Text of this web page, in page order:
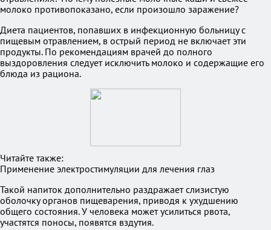
молоко противопоказано, если произошло заражение?
Диета пациентов, попавших в инфекционную больницу с
пищевым отравлением, в острый период не включает эти
продукты. По рекомендациям врачей до полного
выздоровления следует исключить молоко и содержащие его
блюда из рациона.
Читайте также:
Применение электростимуляции для лечения глаз
Такой напиток дополнительно раздражает слизистую
оболочку органов пищеварения, приводя к ухудшению
общего состояния. У человека может усилиться рвота,
участятся поносы, появятся вздутия.